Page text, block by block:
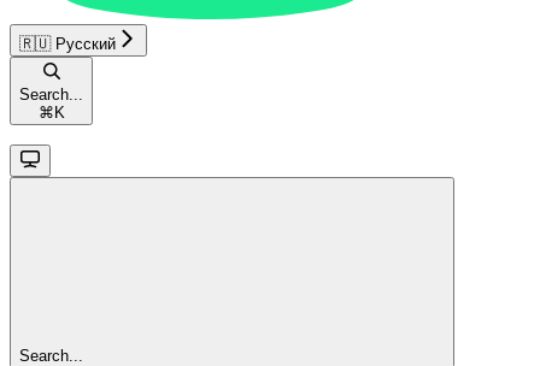
🇷🇺 Русский
Search...
⌘ K
Search...